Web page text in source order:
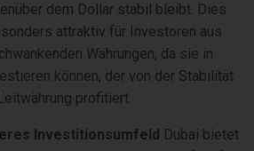
dem Dollar stabil bleibt. Dies
attraktiv für Investoren aus
Währungen, da sie in
können, der von der Stabilität
profitiert.
Investitionsumfeld Dubai bietet